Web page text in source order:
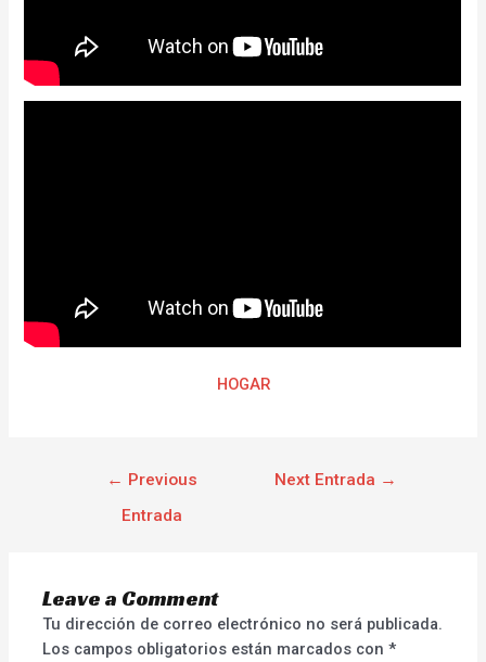
HOGAR
← Previous
Entrada
Next Entrada →
Leave a Comment
Tu dirección de correo electrónico no será publicada.
Los campos obligatorios están marcados con*